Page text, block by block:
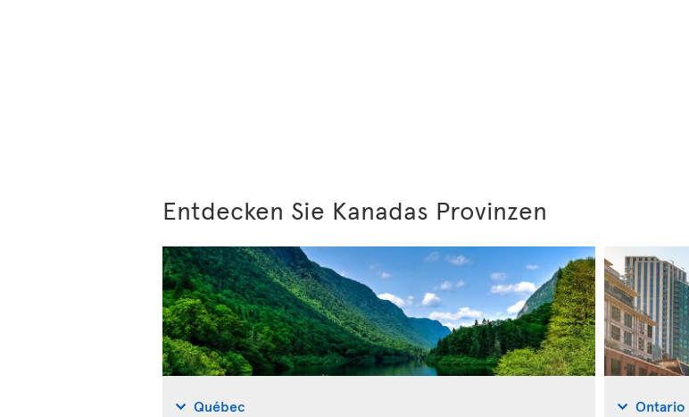
Entdecken Sie Kanadas Provinzen
Québec Ontario